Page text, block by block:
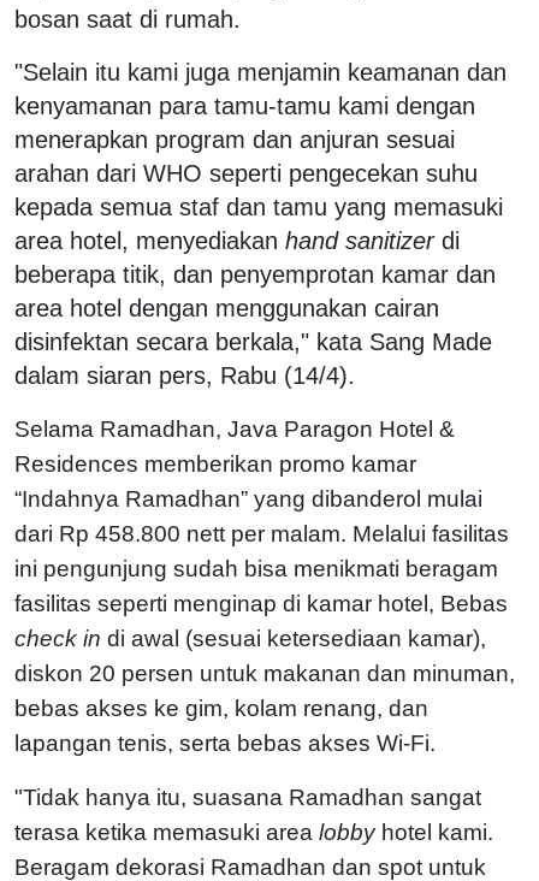
bosan saat di rumah.
"Selain itu kami juga menjamin keamanan dan
kenyamanan para tamu-tamu kami dengan
menerapkan program dan anjuran sesuai
arahan dari WHO seperti pengecekan suhu
kepada semua staf dan tamu yang memasuki
area hotel, menyediakan hand sanitizerdi
beberapa titik, dan penyemprotan kamar dan
area hotel dengan menggunakan cairan
disinfektan secara berkala," kata Sang Made
dalam siaran pers, Rabu (14/4).
Selama Ramadhan, Java Paragon Hotel &
Residences memberikan promo kamar
“Indahnya Ramadhan” yang dibanderol mulai
dari Rp 458.800 nett per malam. Melalui fasilitas
ini pengunjung sudah bisa menikmati beragam
fasilitas seperti menginap di kamar hotel, Bebas
check in di awal (sesuai ketersediaan kamar),
diskon 20 persen untuk makanan dan minuman,
bebas akses ke gim, kolam renang, dan
lapangan tenis, serta bebas akses Wi-Fi.
"Tidak hanya itu, suasana Ramadhan sangat
terasa ketika memasuki area lobbyhotel kami.
Beragam dekorasi Ramadhan dan spot untuk